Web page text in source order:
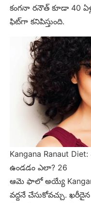
కంగనా రనౌత్ కూడా 40
ఫిట్‌గా కనిపిస్తుంది.
Kangana Ranaut
ఉండడం ఎలా? 26
ఆమె ఫాలో అయ్యే
వద్దనే చేసుకోవచ్చు.